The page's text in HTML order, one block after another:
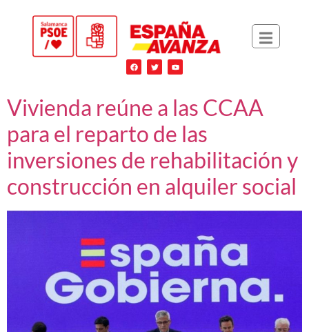
Vivienda reúne a las CCAA
para el reparto de las
inversiones de rehabilitación y
construcción en alquiler social